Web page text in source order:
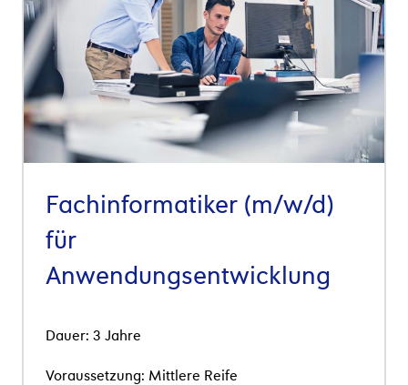
Fachinformatiker (m/w/d)
für
Anwendungsentwicklung
Dauer: 3 Jahre
Voraussetzung: Mittlere Reife